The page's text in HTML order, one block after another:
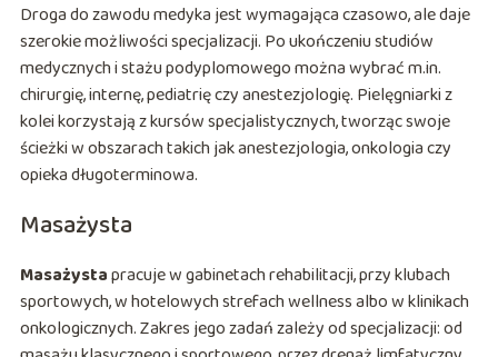
Droga do zawodu medyka jest wymagająca czasowo, ale daje
szerokie możliwości specjalizacji. Po ukończeniu studiów
medycznych i stażu podyplomowego można wybrać m.in.
chirurgię, internę, pediatrię czy anestezjologię. Pielęgniarki z
kolei korzystają z kursów specjalistycznych, tworząc swoje
ścieżki w obszarach takich jak anestezjologia, onkologia czy
opieka długoterminowa.
Masażysta
Masażystapracuje w gabinetach rehabilitacji, przy klubach
sportowych, w hotelowych strefach wellness albo w klinikach
onkologicznych. Zakres jego zadań zależy od specjalizacji: od